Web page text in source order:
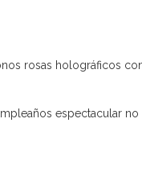
rosas holográficos
espectacular